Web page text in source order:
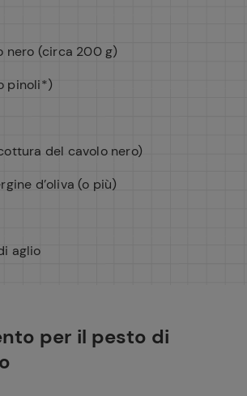
nero (circa 200 g)
pinoli*)
del cavolo nero)
d’oliva (o più)
aglio
per il pesto di